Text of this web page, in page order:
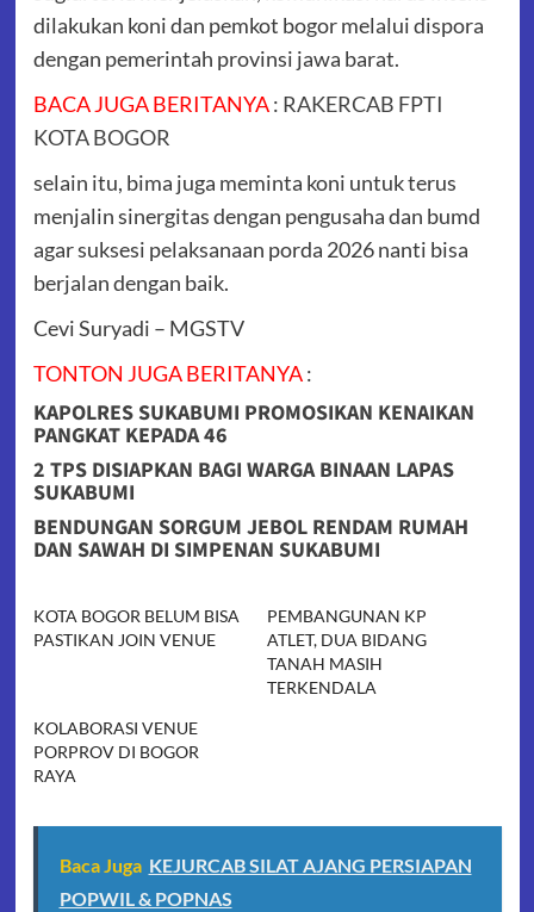
dilakukan koni dan pemkot bogor melalui dispora
dengan pemerintah provinsi jawa barat.
BACA JUGA BERITANYA: RAKERCAB FPTI
KOTA BOGOR
selain itu, bima juga meminta koni untuk terus
menjalin sinergitas dengan pengusaha dan bumd
agar suksesi pelaksanaan porda 2026 nanti bisa
berjalan dengan baik.
Cevi Suryadi – MGSTV
TONTON JUGA BERITANYA:
KAPOLRES SUKABUMI PROMOSIKAN KENAIKAN
PANGKAT KEPADA 46
2 TPS DISIAPKAN BAGI WARGA BINAAN LAPAS
SUKABUMI
BENDUNGAN SORGUM JEBOL RENDAM RUMAH
DAN SAWAH DI SIMPENAN SUKABUMI
KOTA BOGOR BELUM BISA
PASTIKAN JOIN VENUE
PEMBANGUNAN KP
ATLET, DUA BIDANG
TANAH MASIH
TERKENDALA
KOLABORASI VENUE
PORPROV DI BOGOR
RAYA
Baca Juga KEJURCAB SILAT AJANG PERSIAPAN
POPWIL & POPNAS